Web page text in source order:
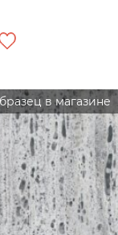
в магазине